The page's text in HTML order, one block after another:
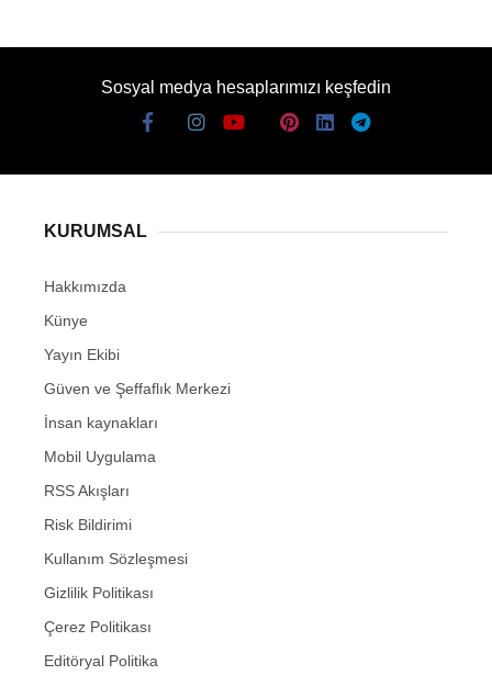
Sosyal medya hesaplarımızı keşfedin
KURUMSAL
Hakkımızda
Künye
Yayın Ekibi
Güven ve Şeffaflık Merkezi
İnsan kaynakları
Mobil Uygulama
RSS Akışları
Risk Bildirimi
Kullanım Sözleşmesi
Gizlilik Politikası
Çerez Politikası
Editöryal Politika